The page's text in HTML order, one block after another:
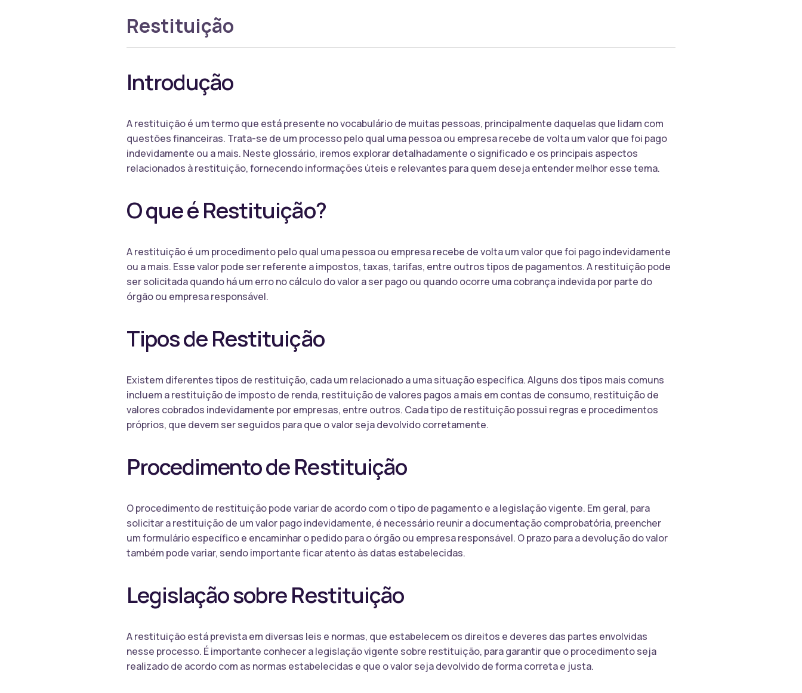
Restituição
Introdução
A restituição é um termo que está presente no vocabulário de muitas pessoas, principalmente daquelas que lidam com
questões financeiras. Trata-se de um processo pelo qual uma pessoa ou empresa recebe de volta um valor que foi pago
indevidamente ou a mais. Neste glossário, iremos explorar detalhadamente o significado e os principais aspectos
relacionados à restituição, fornecendo informações úteis e relevantes para quem deseja entender melhor esse tema.
O que é Restituição?
A restituição é um procedimento pelo qual uma pessoa ou empresa recebe de volta um valor que foi pago indevidamente
ou a mais. Esse valor pode ser referente a impostos, taxas, tarifas, entre outros tipos de pagamentos. A restituição pode
ser solicitada quando há um erro no cálculo do valor a ser pago ou quando ocorre uma cobrança indevida por parte do
órgão ou empresa responsável.
Tipos de Restituição
Existem diferentes tipos de restituição, cada um relacionado a uma situação específica. Alguns dos tipos mais comuns
incluem a restituição de imposto de renda, restituição de valores pagos a mais em contas de consumo, restituição de
valores cobrados indevidamente por empresas, entre outros. Cada tipo de restituição possui regras e procedimentos
próprios, que devem ser seguidos para que o valor seja devolvido corretamente.
Procedimento de Restituição
O procedimento de restituição pode variar de acordo com o tipo de pagamento e a legislação vigente. Em geral, para
solicitar a restituição de um valor pago indevidamente, é necessário reunir a documentação comprobatória, preencher
um formulário específico e encaminhar o pedido para o órgão ou empresa responsável. O prazo para a devolução do valor
também pode variar, sendo importante ficar atento às datas estabelecidas.
Legislação sobre Restituição
A restituição está prevista em diversas leis e normas, que estabelecem os direitos e deveres das partes envolvidas
nesse processo. É importante conhecer a legislação vigente sobre restituição, para garantir que o procedimento seja
realizado de acordo com as normas estabelecidas e que o valor seja devolvido de forma correta e justa.